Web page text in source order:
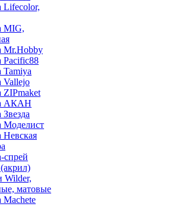
Lifecolor,
MIG,
Mr.Hobby
Pacific88
Tamiya
Vallejo
ZIPmaket
АКАН
Моделист
Невская
спрей
Wilder,
матовые
Machete